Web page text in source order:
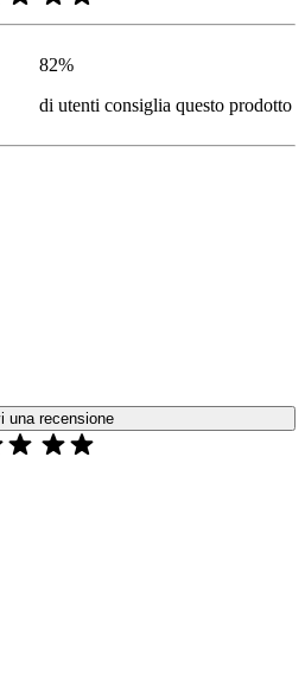
82%
di utenti consiglia questo prodotto
una recensione